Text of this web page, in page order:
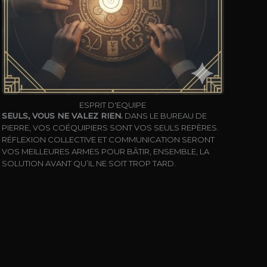
ESPRIT D'EQUIPE
SEULS, VOUS NE VALEZ RIEN.DANS LE BUREAU DE
PIERRE, VOS COÉQUIPIERS SONT VOS SEULS REPÈRES.
RÉFLEXION COLLECTIVE ET COMMUNICATION SERONT
VOS MEILLEURES ARMES POUR BÂTIR, ENSEMBLE, LA
SOLUTION AVANT QU’IL NE SOIT TROP TARD.